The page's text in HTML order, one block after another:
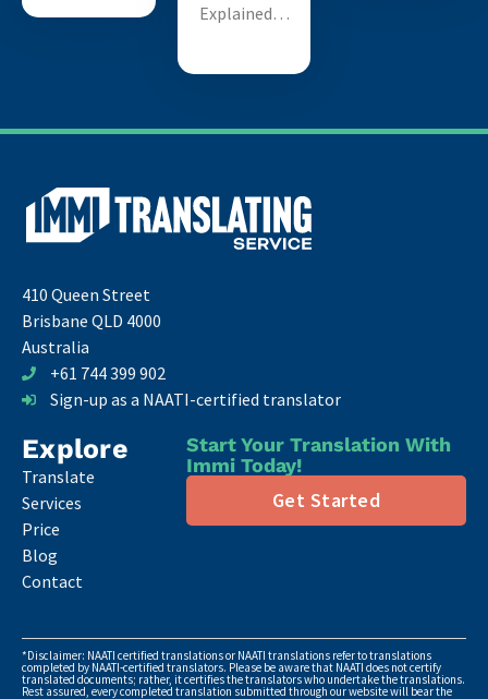
Explained…
410 Queen Street
Brisbane QLD 4000
Australia
+61 744 399 902
Sign-up as a NAATI-certified translator
Explore
Translate
Services
Price
Blog
Contact
Start Your Translation With
Immi Today!
Get Started
*Disclaimer: NAATI certified translations or NAATI translations refer to translations
completed by NAATI-certified translators. Please be aware that NAATI does not certify
translated documents; rather, it certifies the translators who undertake the translations.
Rest assured, every completed translation submitted through our website will bear the